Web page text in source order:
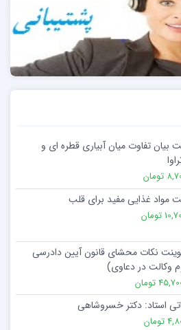
بیان تفاوت میان آبیاری قطره ای و
تومان
مواد غذایی مفید برای قلب
تومان
نکات محشای قانون آیین دادرسی
وکالت در دعاوی)
تومان
استاد: دکتر خسروشاهی
تومان